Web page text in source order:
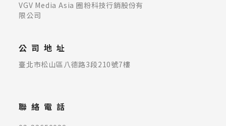
VGV Media Asia 圈粉科技行銷股份有
限公司
公司地址
臺北市松山區八德路3段210號7樓
聯絡電話